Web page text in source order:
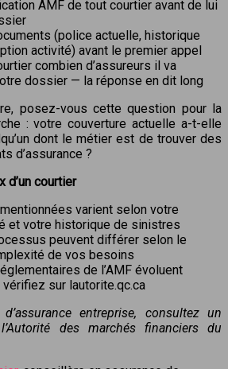
AMF de tout courtier avant de lui
(police actuelle, historique
activité) avant le premier appel
combien d’assureurs il va
dossier — la réponse en dit long
posez-vous cette question pour la
: votre couverture actuelle a-t-elle
dont le métier est de trouver des
d’assurance ?
d’un courtier
varient selon votre
et votre historique de sinistres
peuvent différer selon le
de vos besoins
de l’AMF évoluent
sur lautorite.qc.ca
entreprise, consultez un
des marchés financiers du